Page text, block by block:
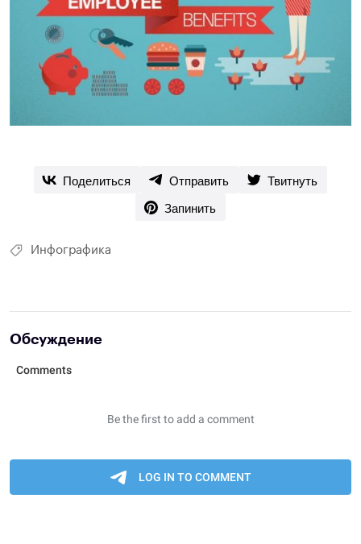
Поделиться Отправить
Твитнуть
Запинить
Инфографика
Обсуждение